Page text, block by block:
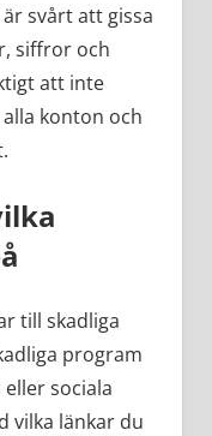
svårt att gissa
siffror och
att inte
konton och
till skadliga
program
sociala
vilka länkar du